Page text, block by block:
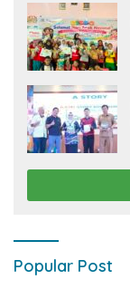
Popular Post